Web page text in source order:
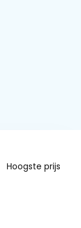
Hoogste prijs